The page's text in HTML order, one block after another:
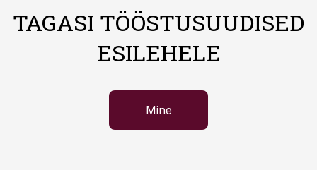
TAGASI TÖÖSTUSUUDISED
ESILEHELE
Mine